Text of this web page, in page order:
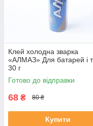
Клей холодна зварка
«АЛМАЗ» Для батарей і
30 г
Готово до відправки
68 ₴ 80 ₴
Купити